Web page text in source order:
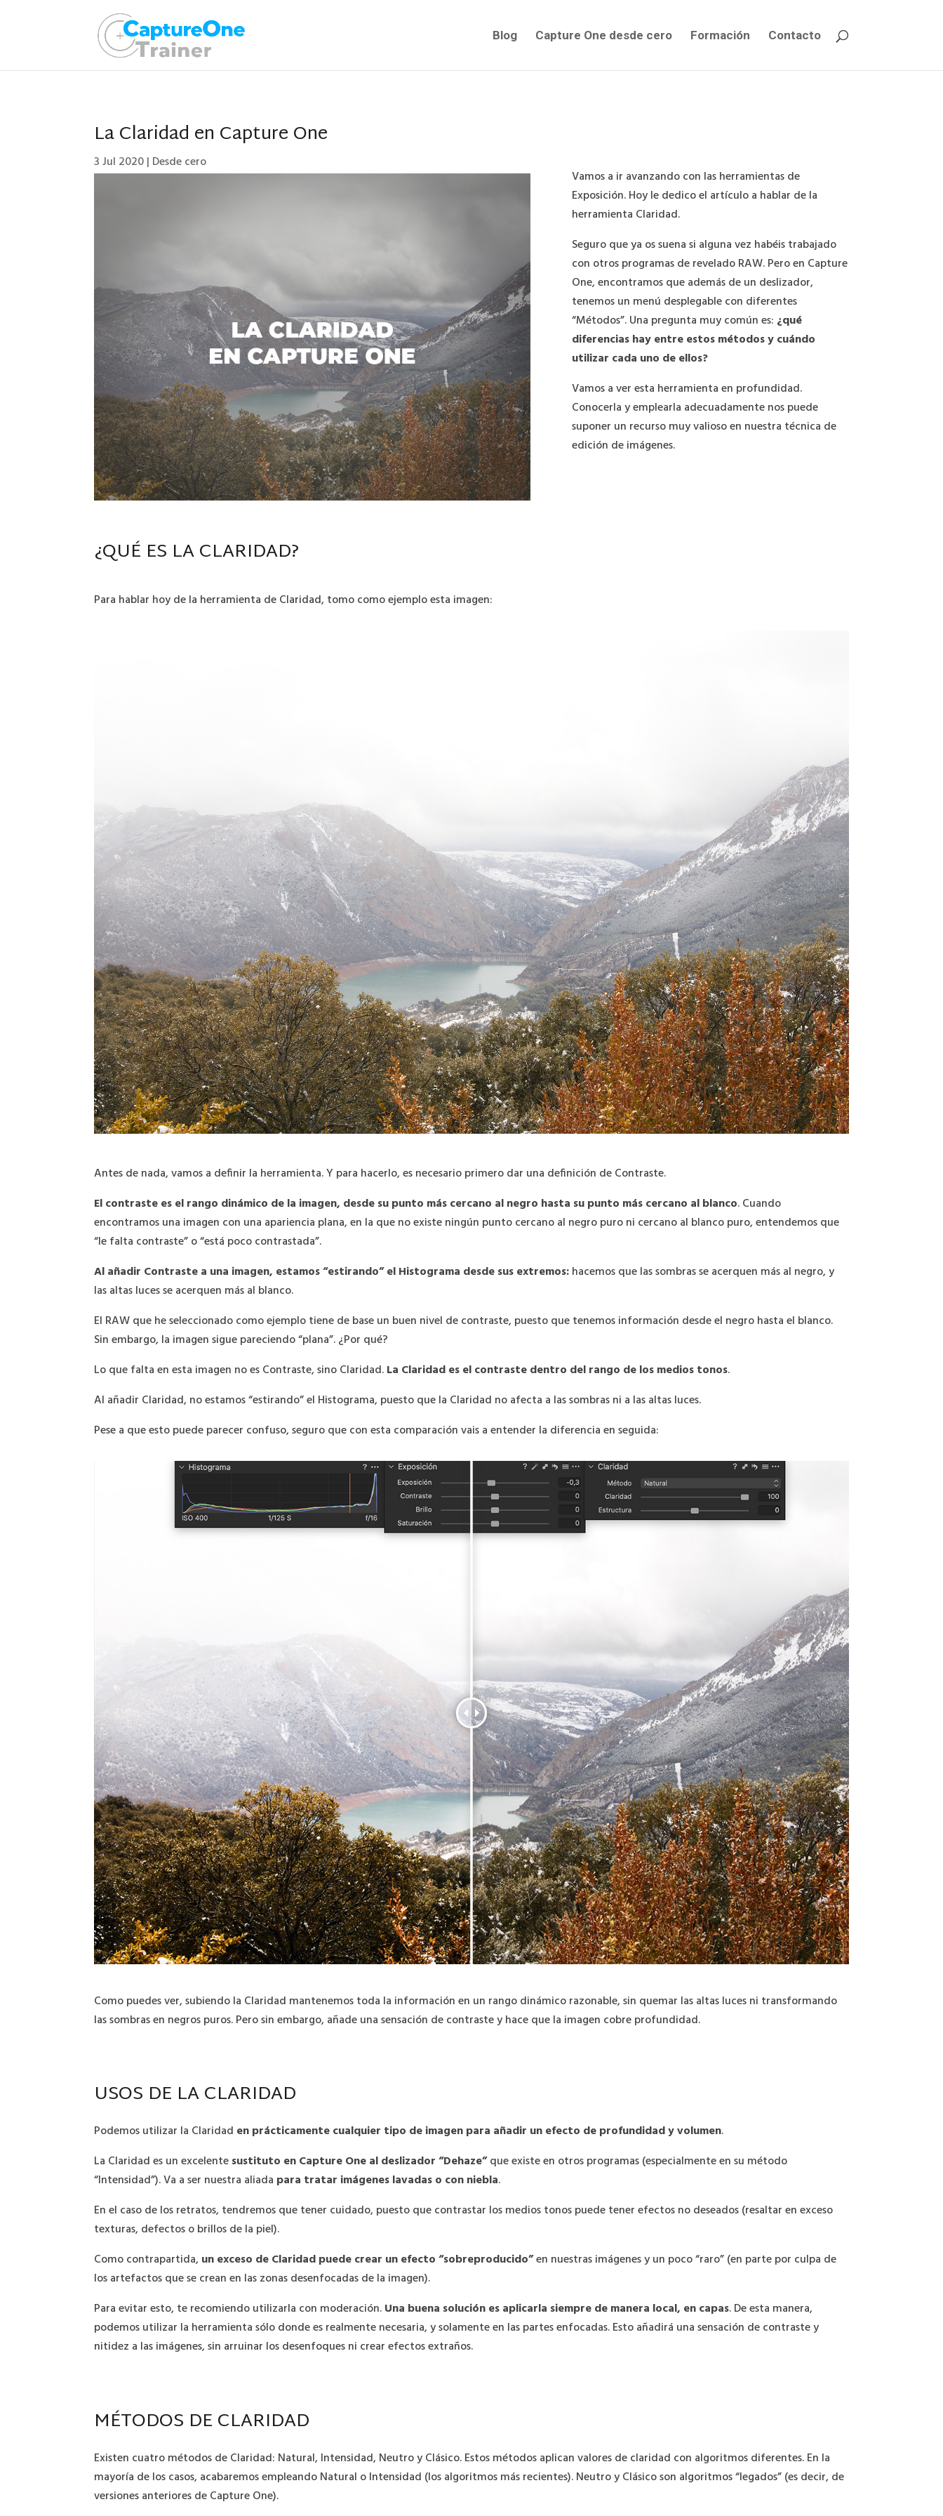
Blog Capture One desde cero Formación Contacto
La Claridad en Capture One
3 Jul 2020| Desde cero
Vamos a ir avanzando con las herramientas de
Exposición. Hoy le dedico el artículo a hablar de la
herramienta Claridad.
Seguro que ya os suena si alguna vez habéis trabajado
con otros programas de revelado RAW. Pero en Capture
One, encontramos que además de un deslizador,
tenemos un menú desplegable con diferentes
“Métodos”. Una pregunta muy común es: ¿qué
diferencias hay entre estos métodos y cuándo
utilizar cada uno de ellos?
Vamos a ver esta herramienta en profundidad.
Conocerla y emplearla adecuadamente nos puede
suponer un recurso muy valioso en nuestra técnica de
edición de imágenes.
¿QUÉ ES LA CLARIDAD?
Para hablar hoy de la herramienta de Claridad, tomo como ejemplo esta imagen:
Antes de nada, vamos a definir la herramienta. Y para hacerlo, es necesario primero dar una definición de Contraste.
El contraste es el rango dinámico de la imagen, desde su punto más cercano al negro hasta su punto más cercano al blanco. Cuando
encontramos una imagen con una apariencia plana, en la que no existe ningún punto cercano al negro puro ni cercano al blanco puro, entendemos que
“le falta contraste” o “está poco contrastada”.
Al añadir Contraste a una imagen, estamos “estirando” el Histograma desde sus extremos:hacemos que las sombras se acerquen más al negro, y
las altas luces se acerquen más al blanco.
El RAW que he seleccionado como ejemplo tiene de base un buen nivel de contraste, puesto que tenemos información desde el negro hasta el blanco.
Sin embargo, la imagen sigue pareciendo “plana”. ¿Por qué?
Lo que falta en esta imagen no es Contraste, sino Claridad.La Claridad es el contraste dentro del rango de los medios tonos.
Al añadir Claridad, no estamos “estirando” el Histograma, puesto que la Claridad no afecta a las sombras ni a las altas luces.
Pese a que esto puede parecer confuso, seguro que con esta comparación vais a entender la diferencia en seguida:
Como puedes ver, subiendo la Claridad mantenemos toda la información en un rango dinámico razonable, sin quemar las altas luces ni transformando
las sombras en negros puros. Pero sin embargo, añade una sensación de contraste y hace que la imagen cobre profundidad.
USOS DE LA CLARIDAD
Podemos utilizar la Claridad en prácticamente cualquier tipo de imagen para añadir un efecto de profundidad y volumen.
La Claridad es un excelentesustituto en Capture One al deslizador “Dehaze”que existe en otros programas (especialmente en su método
“Intensidad”). Va a ser nuestra aliada para tratar imágenes lavadas o con niebla.
En el caso de los retratos, tendremos que tener cuidado, puesto que contrastar los medios tonos puede tener efectos no deseados (resaltar en exceso
texturas, defectos o brillos de la piel).
Como contrapartida, un exceso de Claridad puede crear un efecto “sobreproducido”en nuestras imágenes y un poco “raro” (en parte por culpa de
los artefactos que se crean en las zonas desenfocadas de la imagen).
Para evitar esto, te recomiendo utilizarla con moderación.Una buena solución es aplicarla siempre de manera local, en capas. De esta manera,
podemos utilizar la herramienta sólo donde es realmente necesaria, y solamente en las partes enfocadas. Esto añadirá una sensación de contraste y
nitidez a las imágenes, sin arruinar los desenfoques ni crear efectos extraños.
MÉTODOS DE CLARIDAD
Existen cuatro métodos de Claridad: Natural, Intensidad, Neutro y Clásico. Estos métodos aplican valores de claridad con algoritmos diferentes. En la
mayoría de los casos, acabaremos empleando Natural o Intensidad (los algoritmos más recientes). Neutro y Clásico son algoritmos “legados” (es decir, de
versiones anteriores de Capture One).